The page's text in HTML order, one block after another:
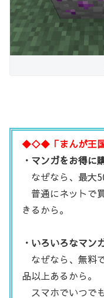
◆◇◆「まんが王
・マンガをお得に
なぜなら、最大
普通にネットで
きるから。
・いろいろなマン
なぜなら、無料
品以上あるから。
スマホでいつで